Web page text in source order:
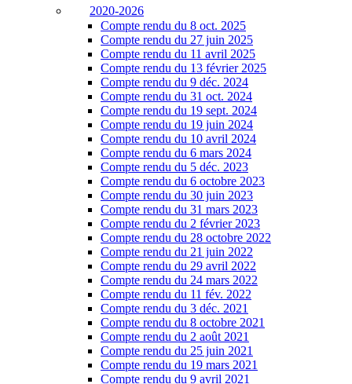
2020-2026
Compte rendu du 8 oct. 2025
Compte rendu du 27 juin 2025
Compte rendu du 11 avril 2025
Compte rendu du 13 février 2025
Compte rendu du 9 déc. 2024
Compte rendu du 31 oct. 2024
Compte rendu du 19 sept. 2024
Compte rendu du 19 juin 2024
Compte rendu du 10 avril 2024
Compte rendu du 6 mars 2024
Compte rendu du 5 déc. 2023
Compte rendu du 6 octobre 2023
Compte rendu du 30 juin 2023
Compte rendu du 31 mars 2023
Compte rendu du 2 février 2023
Compte rendu du 28 octobre 2022
Compte rendu du 21 juin 2022
Compte rendu du 29 avril 2022
Compte rendu du 24 mars 2022
Compte rendu du 11 fév. 2022
Compte rendu du 3 déc. 2021
Compte rendu du 8 octobre 2021
Compte rendu du 2 août 2021
Compte rendu du 25 juin 2021
Compte rendu du 19 mars 2021
Compte rendu du 9 avril 2021